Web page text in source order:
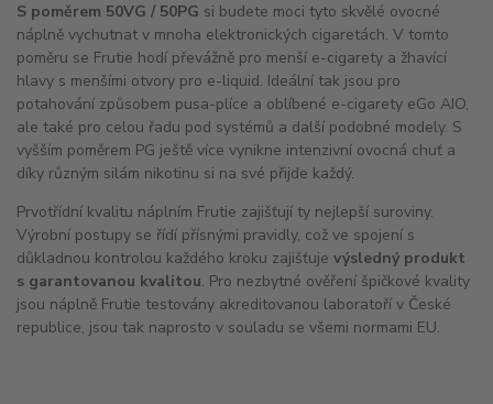
S poměrem 50VG / 50PG si budete moci tyto skvělé ovocné
náplně vychutnat v mnoha elektronických cigaretách. V tomto
poměru se Frutie hodí převážně pro menší e-cigarety a žhavící
hlavy s menšími otvory pro e-liquid. Ideální tak jsou pro
potahování způsobem pusa-plíce a oblíbené e-cigarety eGo AIO,
ale také pro celou řadu pod systémů a další podobné modely. S
vyšším poměrem PG ještě více vynikne intenzivní ovocná chuť a
díky různým silám nikotinu si na své přijde každý.
Prvotřídní kvalitu náplním Frutie zajišťují ty nejlepší suroviny.
Výrobní postupy se řídí přísnými pravidly, což ve spojení s
důkladnou kontrolou každého kroku zajišťuje výsledný produkt
s garantovanou kvalitou. Pro nezbytné ověření špičkové kvality
jsou náplně Frutie testovány akreditovanou laboratoří v České
republice, jsou tak naprosto v souladu se všemi normami EU.